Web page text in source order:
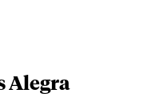
Alegra